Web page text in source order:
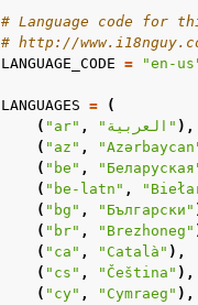
# Language code for
# http://
LANGUAGE_CODE = "en-
LANGUAGES =
(
( "ar" , "العربية" ),
( "az" ,
( "be" ,
( "be-latn" ,
( "bg" , "Български"
( "br" , "Brezhoneg"
( "ca" , "Català" ),
( "cs" , "Čeština" ),
( "cy" , "Cymraeg" ),